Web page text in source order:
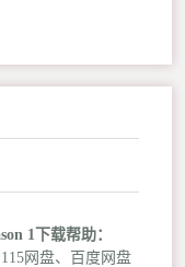
1下载帮助：
网盘、百度网盘